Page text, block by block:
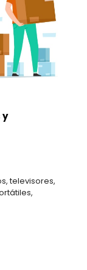
y
televisores,